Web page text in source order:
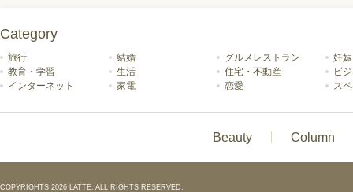
Category
旅行 結婚 グルメレストラン
妊
教育・学習
生活 住宅・不動産
ビ
インターネット
家電 恋愛 ス
Beauty Column
COPYRIGHTS 2026 LATTE. ALL RIGHTS RESERVED.